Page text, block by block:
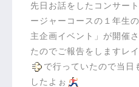
先日お話をしたコンサー
ージャーコースの１年生
主企画イベント」が開催
たのでご報告をしますレ
で行っていたので当日
したよぉ